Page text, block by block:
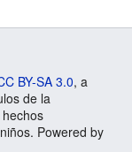
BY-SA 3.0, a
de la
Powered by